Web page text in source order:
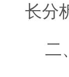
长分
二